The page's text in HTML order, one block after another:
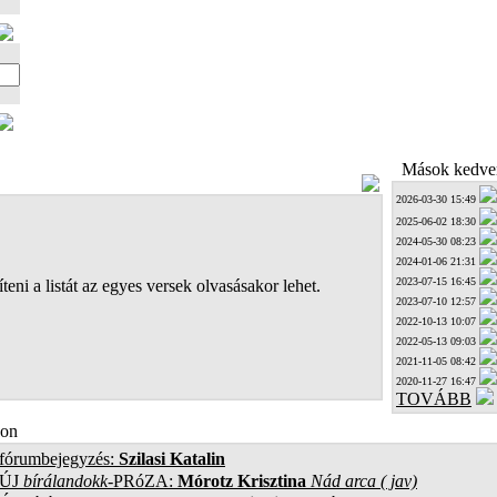
a listát az egyes versek olvasásakor lehet.
Mások
2026-03-30 15:49
2025-06-02 18:30
2024-05-30 08:23
2024-01-06 21:31
2023-07-15 16:45
2023-07-10 12:57
2022-10-13 10:07
2022-05-13 09:03
2021-11-05 08:42
2020-11-27 16:47
TOVÁBB
Szilasi Katalin
bírálandokk-PRóZA: Mórotz Krisztina Nád arca ( jav)